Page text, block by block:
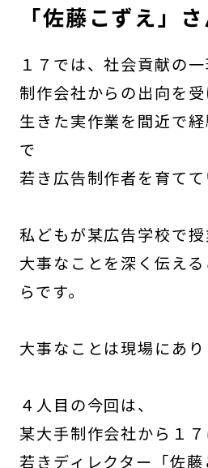
「佐藤こずえ」
１７では、社会貢献の一
制作会社からの出向を受
生きた実作業を間近で
で
若き広告制作者を育て
私どもが某広告学校で授
大事なことを深く伝え
らです。
大事なことは現場にあり
４人目の今回は、
某大手制作会社から１
若きディレクター「佐